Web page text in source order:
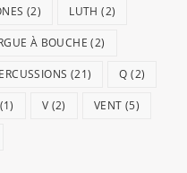
(2) LUTH (2)
À BOUCHE (2)
(21) Q (2)
(1) V (2) VENT (5)